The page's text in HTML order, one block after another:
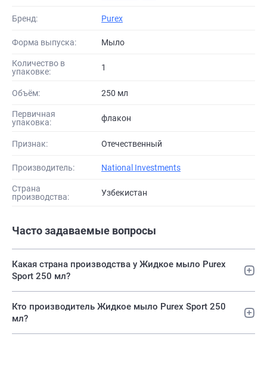
Бренд: Purex
Форма выпуска: Мыло
Количество в
упаковке:
1
Объём: 250 мл
Первичная
упаковка:
флакон
Признак: Отечественный
Производитель: National Investments
Страна
производства:
Узбекистан
Часто задаваемые вопросы
Какая страна производства у Жидкое мыло Purex
Sport 250 мл?
Кто производитель Жидкое мыло Purex Sport 250
мл?